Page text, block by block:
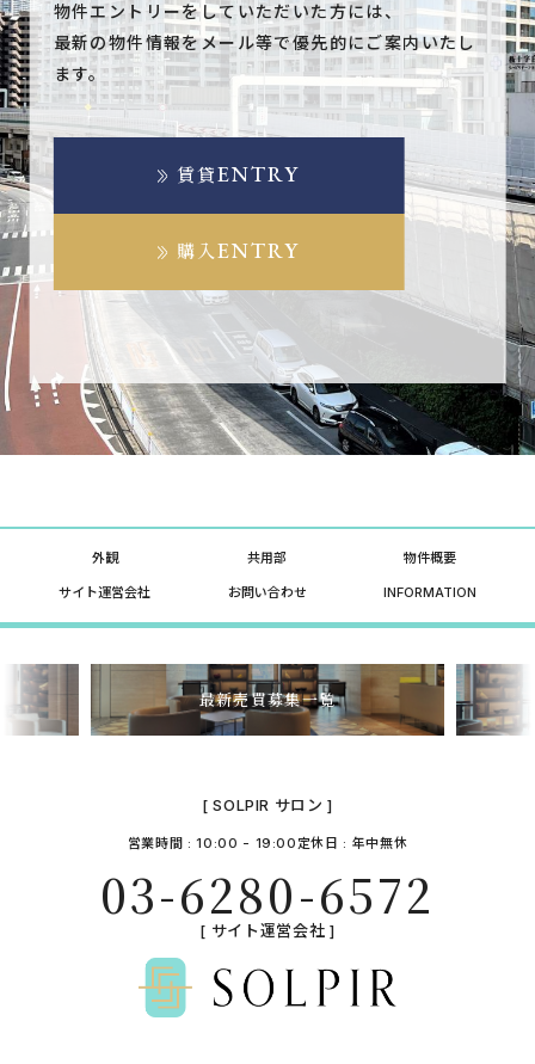
物件エントリーをしていただいた方には、
最新の物件情報をメール等で優先的にご案内いたし
ます。
賃貸ENTRY
購入ENTRY
外観 共用部 物件概要
サイト運営会社 お問い合わせ INFORMATION
最新売買募集一覧
[ SOLPIR サロン ]
営業時間 : 10:00 - 19:00 定休日 : 年中無休
03-6280-6572
[ サイト運営会社 ]